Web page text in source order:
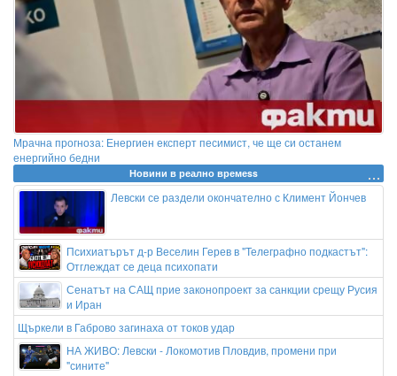
Мрачна прогноза: Енергиен експерт песимист, че ще си останем
енергийно бедни
Новини в реално времеss
Левски се раздели окончателно с Климент Йончев
Психиатърът д-р Веселин Герев в "Телеграфно подкастът":
Отглеждат се деца психопати
Сенатът на САЩ прие законопроект за санкции срещу Русия
и Иран
Щъркели в Габрово загинаха от токов удар
НА ЖИВО: Левски - Локомотив Пловдив, промени при
"сините"